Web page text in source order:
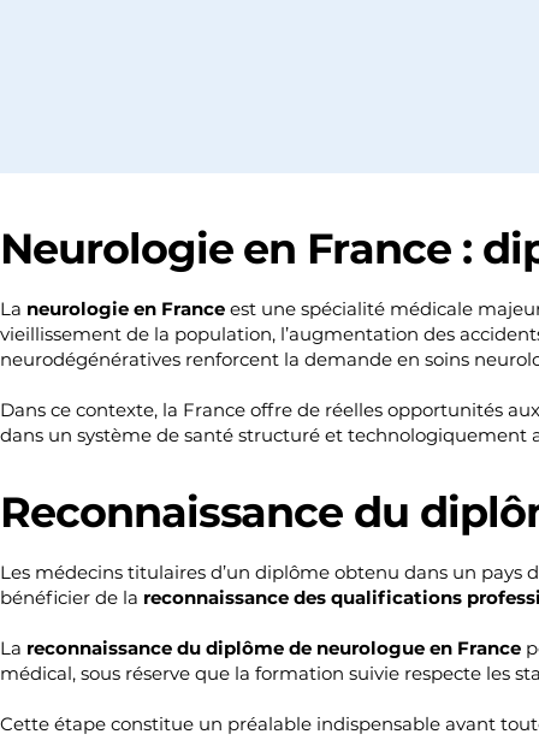
Neurologie en France :
La neurologie en France est une spécialité médicale
vieillissement de la population, l’augmentation des
neurodégénératives renforcent la demande en soins
Dans ce contexte, la France offre de réelles opportunités
dans un système de santé structuré et technologiquement
Reconnaissance du
Les médecins titulaires d’un diplôme obtenu dans un pays
bénéficier de la reconnaissance des qualifications
La reconnaissance du diplôme de neurologue en France
médical, sous réserve que la formation suivie respecte les
Cette étape constitue un préalable indispensable avant